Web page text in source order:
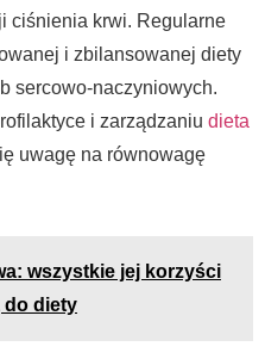
ciśnienia krwi. Regularne
i zbilansowanej diety
sercowo-naczyniowych.
i zarządzaniu dieta
uwagę na równowagę
wszystkie jej korzyści
do diety